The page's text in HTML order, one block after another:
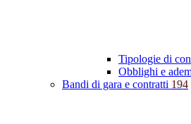
Tipologie di
Obblighi e
Bandi di gara e contratti 194